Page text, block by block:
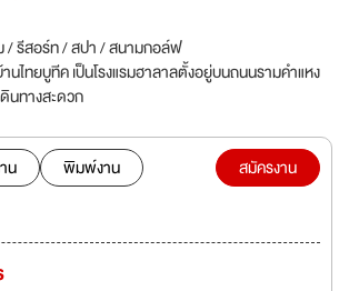
/ รีสอร์ท / สปา / สนามกอล์ฟ
านไทยบูทีค เป็นโรงแรมฮาลาลตั้งอยู่บนถนนรามคำแหง
นทางสะดวก
น
พิมพ์งาน
สมัครงาน